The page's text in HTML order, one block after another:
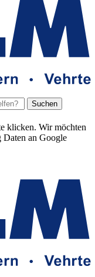
Suchen
klicken. Wir möchten
Daten an Google